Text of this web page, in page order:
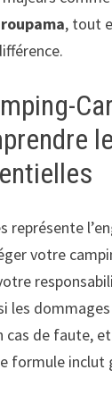
, tout
représente
votre
les dommages
cas de faute,
formule inclut